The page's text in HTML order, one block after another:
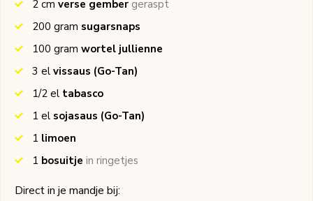
2 cm verse gember geraspt
200 gram sugarsnaps
100 gram wortel jullienne
3 el vissaus (Go-Tan)
1/2 el tabasco
1 el sojasaus (Go-Tan)
1 limoen
1 bosuitje in ringetjes
Direct in je mandje bij: